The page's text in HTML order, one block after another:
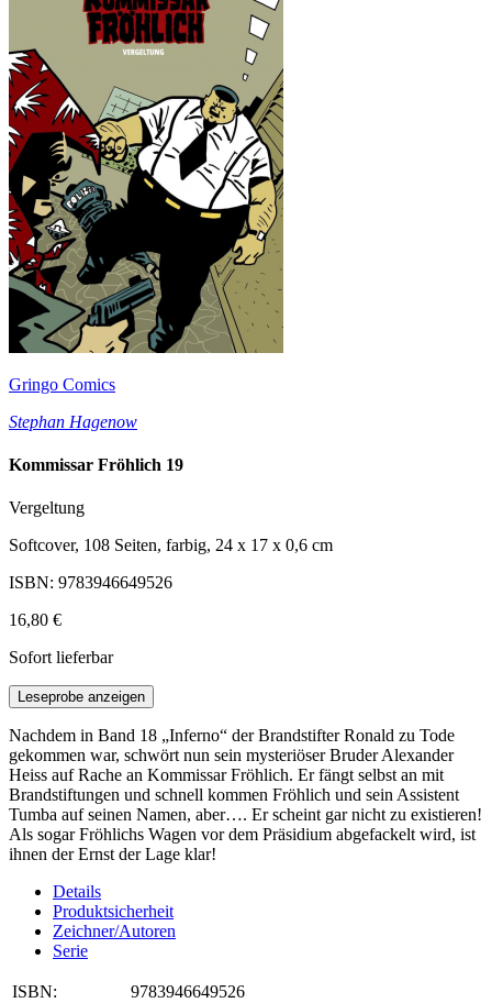
Gringo Comics
Stephan Hagenow
Kommissar Fröhlich 19
Vergeltung
Softcover, 108 Seiten, farbig, 24 x 17 x 0,6 cm
ISBN: 9783946649526
16,80 €
Sofort lieferbar
Leseprobe anzeigen
Nachdem in Band 18 „Inferno“ der Brandstifter Ronald zu Tode
gekommen war, schwört nun sein mysteriöser Bruder Alexander
Heiss auf Rache an Kommissar Fröhlich. Er fängt selbst an mit
Brandstiftungen und schnell kommen Fröhlich und sein Assistent
Tumba auf seinen Namen, aber…. Er scheint gar nicht zu existieren!
Als sogar Fröhlichs Wagen vor dem Präsidium abgefackelt wird, ist
ihnen der Ernst der Lage klar!
Details
Produktsicherheit
Zeichner/Autoren
Serie
ISBN:
9783946649526